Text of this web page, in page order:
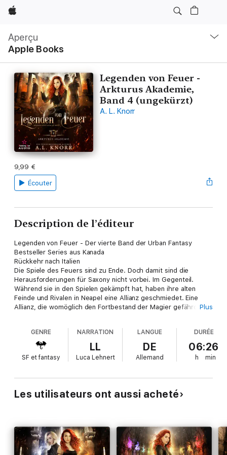
Apple
Aperçu
Apple Books
locale
Ouvrir
menu
Legenden von Feuer -
Arkturus Akademie,
Band 4 (ungekürzt)
A. L. Knorr
9,99 €
Écouter
Description de l’éditeur
Legenden von Feuer - Der vierte Band der Urban Fantasy
Bestseller Series aus Kanada
Rückkehr nach Italien
Die Spiele des Feuers sind zu Ende. Doch damit sind die
Herausforderungen für Saxony nicht vorbei. Im Gegenteil.
Während sie in den Spielen gekämpft hat, haben ihre alten
Feinde und Rivalen in Neapel eine Allianz geschmiedet. Eine
Allianz, die womöglich den Fortbestand der Magier gefährdet.
Doch jetzt bleibt ihr keine Wahl:
Saxony muss nach Italien zurückkehren und sich sowohl ihren
Feinden stellen, als auch ihrer Vergangenheit.
Plus
GENRE
SF et fantasy
NARRATION
LL
Luca Lehnert
LANGUE
DE
Allemand
DURÉE
06:26
h min
Les utilisateurs ont aussi acheté